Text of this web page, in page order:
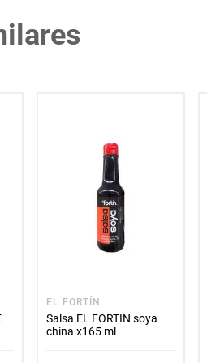
EL FORTÍN
Salsa EL FORTIN soya
china x165 ml